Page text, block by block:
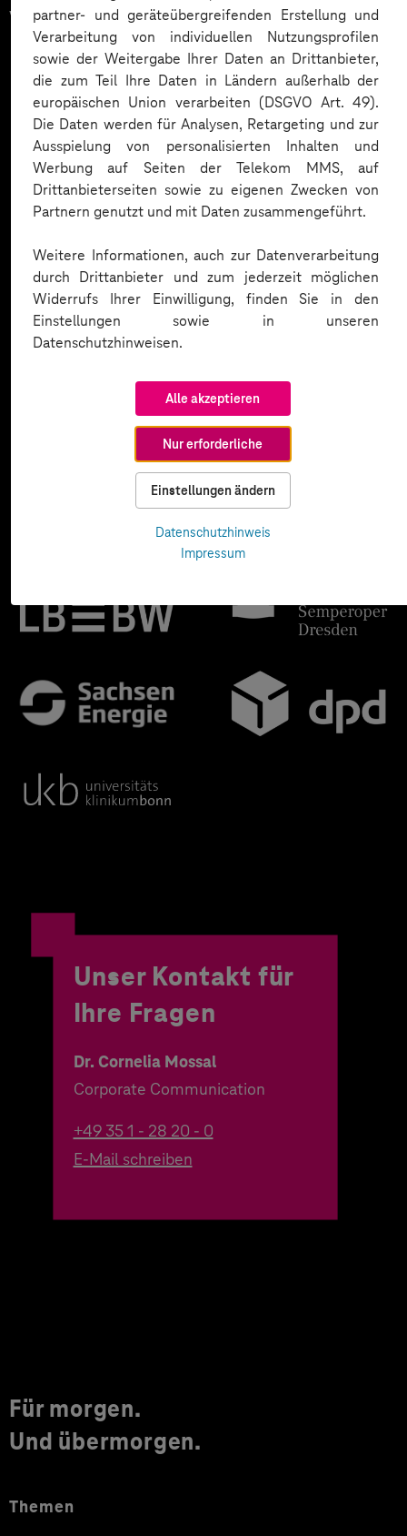
partner- und geräteübergreifenden Erstellung und
Verarbeitung von individuellen Nutzungsprofilen
sowie der Weitergabe Ihrer Daten an Drittanbieter,
die zum Teil Ihre Daten in Ländern außerhalb der
europäischen Union verarbeiten (DSGVO Art. 49).
Die Daten werden für Analysen, Retargeting und zur
Ausspielung von personalisierten Inhalten und
Werbung auf Seiten der Telekom MMS, auf
Drittanbieterseiten sowie zu eigenen Zwecken von
Partnern genutzt und mit Daten zusammengeführt.
Weitere Informationen, auch zur Datenverarbeitung
durch Drittanbieter und zum jederzeit möglichen
Widerrufs Ihrer Einwilligung, finden Sie in den
Einstellungen sowie in unseren
Datenschutzhinweisen.
Alle akzeptieren
Nur erforderliche
Einstellungen ändern
Datenschutzhinweis
Impressum
vertrauen auf unsere
Expertise. Hier eine Auswahl:
Unser Kontakt für
Ihre Fragen
Dr. Cornelia Mossal
Corporate Communication
+49 35 1 - 28 20 - 0
E-Mail schreiben
Für morgen.
Und übermorgen.
Themen